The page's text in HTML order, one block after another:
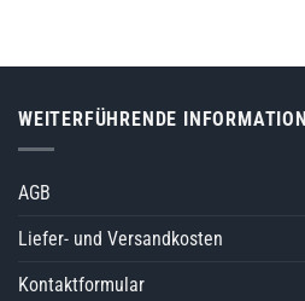
WEITERFÜHRENDE INFORMATION
AGB
Liefer- und Versandkosten
Kontaktformular